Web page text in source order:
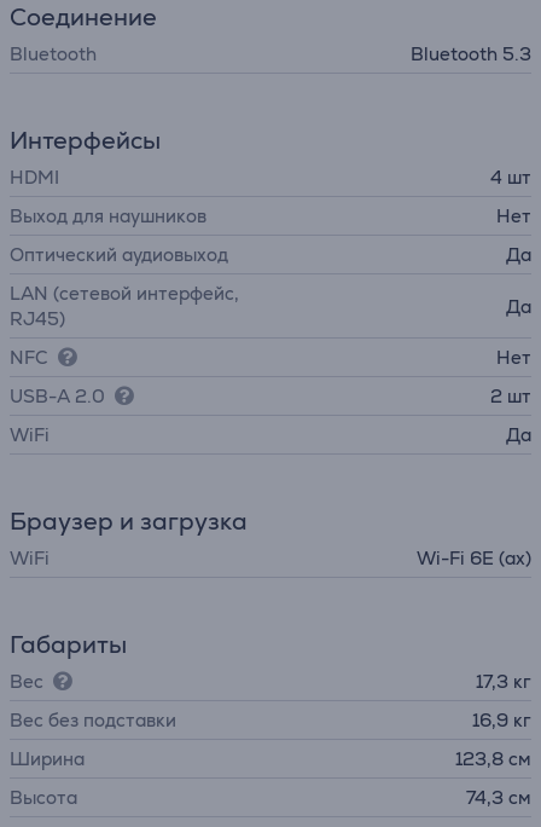
Соединение
Bluetooth Bluetooth 5.3
Интерфейсы
HDMI
4 шт
Выход для наушников
Нет
Оптический аудиовыход
Да
LAN (сетевой интерфейс,
RJ45)
Да
NFC
Нет
USB-A 2.0
2 шт
WiFi
Да
Браузер и загрузка
WiFi Wi-Fi 6E (ax)
Габариты
Вес
17,3 кг
Вес без подставки
16,9 кг
Ширина
123,8 см
Высота
74,3 см